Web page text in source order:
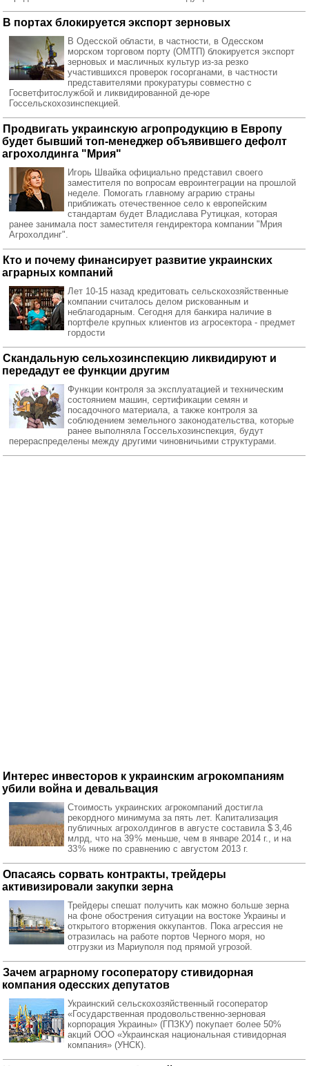
В портах блокируется экспорт зерновых
В Одесской области, в частности, в Одесском
морском торговом порту (ОМТП) блокируется экспорт
зерновых и масличных культур из‑за резко
участившихся проверок госорганами, в частности
представителями прокуратуры совместно с
Госветфитослужбой и ликвидированной де-юре
Госсельскохозинспекцией.
Продвигать украинскую агропродукцию в Европу
будет бывший топ-менеджер объявившего дефолт
агрохолдинга "Мрия"
Игорь Швайка официально представил своего
заместителя по вопросам евроинтеграции на прошлой
неделе. Помогать главному аграрию страны
приближать отечественное село к европейским
стандартам будет Владислава Рутицкая, которая
ранее занимала пост заместителя гендиректора компании "Мрия
Агрохолдинг".
Кто и почему финансирует развитие украинских
аграрных компаний
Лет 10-15 назад кредитовать сельскохозяйственные
компании считалось делом рискованным и
неблагодарным. Сегодня для банкира наличие в
портфеле крупных клиентов из агросектора - предмет
гордости
Скандальную сельхозинспекцию ликвидируют и
передадут ее функции другим
Функции контроля за эксплуатацией и техническим
состоянием машин, сертификации семян и
посадочного материала, а также контроля за
соблюдением земельного законодательства, которые
ранее выполняла Госсельхозинспекция, будут
перераспределены между другими чиновничьими структурами.
Интерес инвесторов к украинским агрокомпаниям
убили война и девальвация
Стоимость украинских агрокомпаний достигла
рекордного минимума за пять лет. Капитализация
публичных агрохолдингов в августе составила $ 3,46
млрд, что на 39 % меньше, чем в январе 2014 г., и на
33 % ниже по сравнению с августом 2013 г.
Опасаясь сорвать контракты, трейдеры
активизировали закупки зерна
Трейдеры спешат получить как можно больше зерна
на фоне обострения ситуации на востоке Украины и
открытого вторжения оккупантов. Пока агрессия не
отразилась на работе портов Черного моря, но
отгрузки из Мариуполя под прямой угрозой.
Зачем аграрному госоператору стивидорная
компания одесских депутатов
Украинский сельскохозяйственный госоператор
«Государственная продовольственно-зерновая
корпорация Украины» (ГПЗКУ) покупает более 50%
акций ООО «Украинская национальная стивидорная
компания» (УНСК).